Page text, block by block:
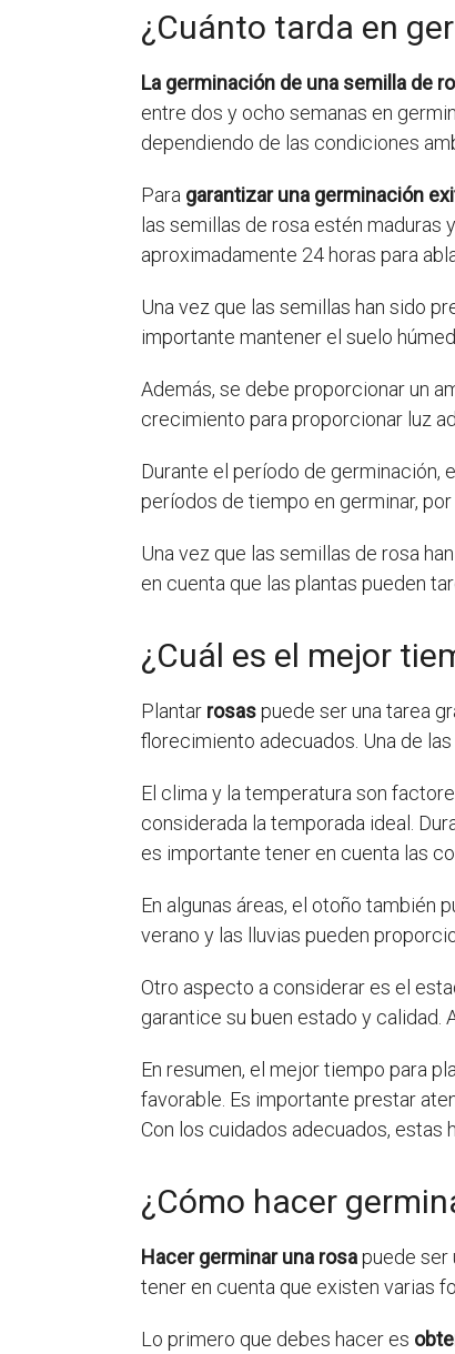
¿Cuánto tarda en
La germinación de una semilla de
entre dos y ocho semanas en
dependiendo de las condiciones
Para garantizar una germinación
las semillas de rosa estén
aproximadamente 24 horas para
Una vez que las semillas han sido
importante mantener el suelo
Además, se debe proporcionar un
crecimiento para proporcionar luz
Durante el período de germinación,
períodos de tiempo en germinar,
Una vez que las semillas de rosa
en cuenta que las plantas pueden
¿Cuál es el mejor
Plantar rosaspuede ser una tarea
florecimiento adecuados. Una de
El clima y la temperatura son
considerada la temporada ideal.
es importante tener en cuenta las
En algunas áreas, el otoño también
verano y las lluvias pueden
Otro aspecto a considerar es el
garantice su buen estado y
En resumen, el mejor tiempo para
favorable. Es importante prestar
Con los cuidados adecuados, estas
¿Cómo hacer
Hacer germinar una rosapuede ser
tener en cuenta que existen varias
Lo primero que debes hacer es